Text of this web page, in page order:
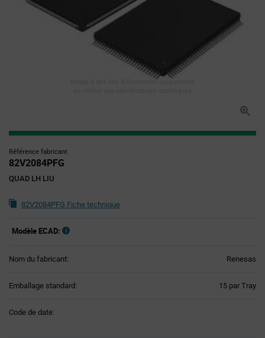
Référence fabricant
82V2084PFG
QUAD LH LIU
82V2084PFG Fiche technique
Modèle ECAD:
Nom du fabricant: Renesas
Emballage standard: 15 par Tray
Code de date: